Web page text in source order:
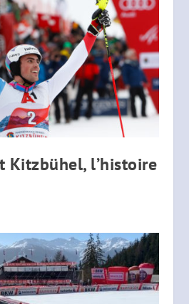
Kitzbühel, l’histoire